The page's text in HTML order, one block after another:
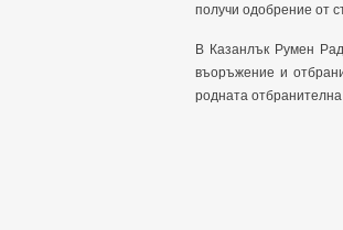
получи одобрение от
В Казанлък Румен
въоръжение и
родната